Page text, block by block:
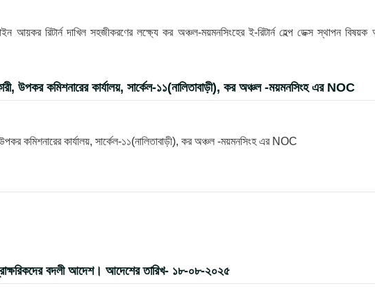
আয়কর রিটার্ন দাখিল সহজীকরণের লক্ষ্যে কর অঞ্চল-ময়মনসিংহের ই-রিটার্ন হেল্প ডেক্স স্থাপন
উপকর কমিশনারের কার্যালয়, সার্কেল-১১(নালিতাবাড়ী), কর অঞ্চল -ময়মনসিংহ এর NOC
কমিশনারের কার্যালয়, সার্কেল-১১(নালিতাবাড়ী), কর অঞ্চল -ময়মনসিংহ এর NOC
বদলী আদেশ। আদেশের তারিখ- ১৮-০৮-২০২৫